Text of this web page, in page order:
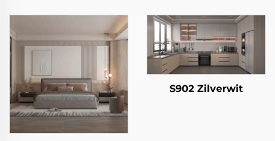
S902 Zilverwit